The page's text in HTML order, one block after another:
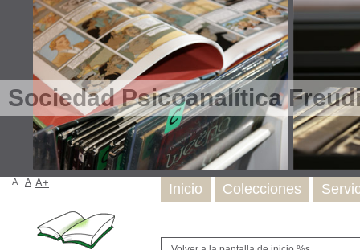
Sociedad Psicoanalítica
Inicio Colecciones
A- A A+